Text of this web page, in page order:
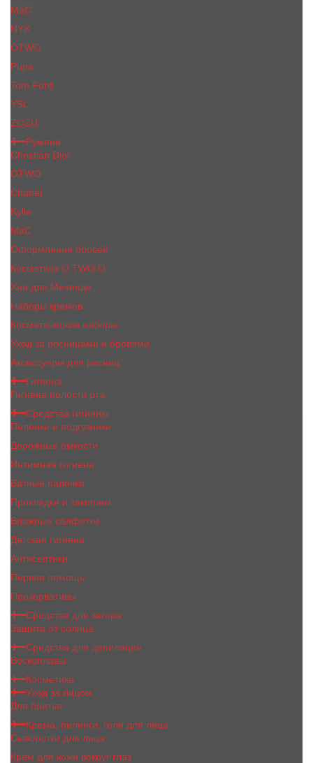
MaC
NYX
OTWO
Pupa
Tom Ford
YSL
ZOZU
Румяна
Christian Dior
OTWO
Сhanеl
Kylie
MaC
Оформление бровей
Косметика O.TWO.O
Хна для Мехенди
Наборы кремов
Косметические наборы
Уход за ресницами и бровями
Аксессуары для ресниц
Гигиена
Гигиена полости рта
Средства гигиены
Пелёнки и подгузники
Дорожные ёмкости
Интимная гигиена
Ватные палочки
Прокладки и тампоны
Влажные салфетки
Детская гигиена
Антисептики
Первая помощь
Презервативы
Средства для загара
Защита от солнца
Средства для депиляции
Воскоплавы
Косметика
Уход за лицом
Для бритья
Крема, пилинги, гели для лица
Сыворотки для лица
Крем для кожи вокруг глаз